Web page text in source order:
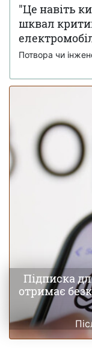
18 листопада 17:34
виробництва
"Це навіть
шквал
Потвора чи
Підписка
отримає